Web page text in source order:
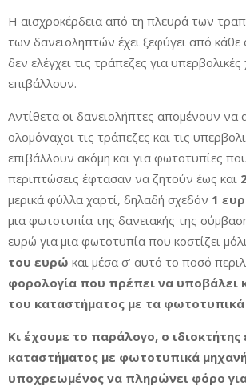
Η αισχροκέρδεια από τη πλευρά των
των δανειοληπτών έχει ξεφύγει από κάθε
δεν ελέγχει τις τράπεζες για
επιβάλλουν.
Αντίθετα οι δανειολήπτες απομένουν να
ολομόναχοι τις τράπεζες και τις
επιβάλλουν ακόμη και για φωτοτυπίες
περιπτώσεις έφτασαν να ζητούν έως και
μερικά φύλλα χαρτί, δηλαδή σχεδόν 1
μια φωτοτυπία της δανειακής της
ευρώ για μια φωτοτυπία που κοστίζει
του ευρώ και μέσα σ’ αυτό το ποσό
φορολογία που πρέπει να υποβάλει
του καταστήματος με τα
Κι έχουμε το παράλογο, ο ιδιοκτήτης
καταστήματος με φωτοτυπικά
υποχρεωμένος να πληρώνει φόρο